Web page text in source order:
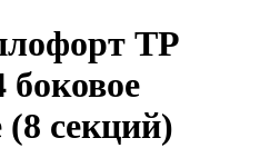
ТР
секций)